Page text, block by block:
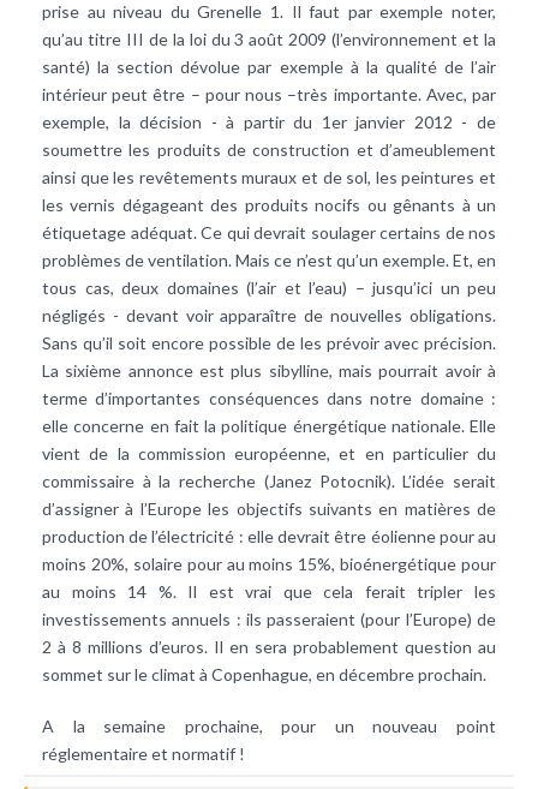
prise au niveau du Grenelle 1. Il faut par exemple noter,
qu’au titre III de la loi du 3 août 2009 (l’environnement et la
santé) la section dévolue par exemple à la qualité de l’air
intérieur peut être – pour nous –très importante. Avec, par
exemple, la décision - à partir du 1er janvier 2012 - de
soumettre les produits de construction et d’ameublement
ainsi que les revêtements muraux et de sol, les peintures et
les vernis dégageant des produits nocifs ou gênants à un
étiquetage adéquat. Ce qui devrait soulager certains de nos
problèmes de ventilation. Mais ce n’est qu’un exemple. Et, en
tous cas, deux domaines (l’air et l’eau) – jusqu’ici un peu
négligés - devant voir apparaître de nouvelles obligations.
Sans qu’il soit encore possible de les prévoir avec précision.
La sixième annonce est plus sibylline, mais pourrait avoir à
terme d’importantes conséquences dans notre domaine :
elle concerne en fait la politique énergétique nationale. Elle
vient de la commission européenne, et en particulier du
commissaire à la recherche (Janez Potocnik). L’idée serait
d’assigner à l’Europe les objectifs suivants en matières de
production de l’électricité : elle devrait être éolienne pour au
moins 20%, solaire pour au moins 15%, bioénergétique pour
au moins 14 %. Il est vrai que cela ferait tripler les
investissements annuels : ils passeraient (pour l’Europe) de
2 à 8 millions d’euros. Il en sera probablement question au
sommet sur le climat à Copenhague, en décembre prochain.
A la semaine prochaine, pour un nouveau point
réglementaire et normatif !